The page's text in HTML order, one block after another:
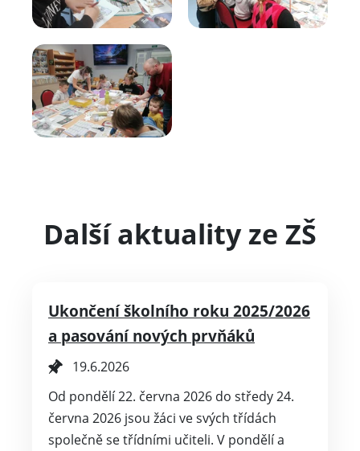
Další aktuality ze ZŠ
Ukončení školního roku 2025/2026
a pasování nových prvňáků
19.6.2026
Od pondělí 22. června 2026 do středy 24.
června 2026 jsou žáci ve svých třídách
společně se třídními učiteli. V pondělí a